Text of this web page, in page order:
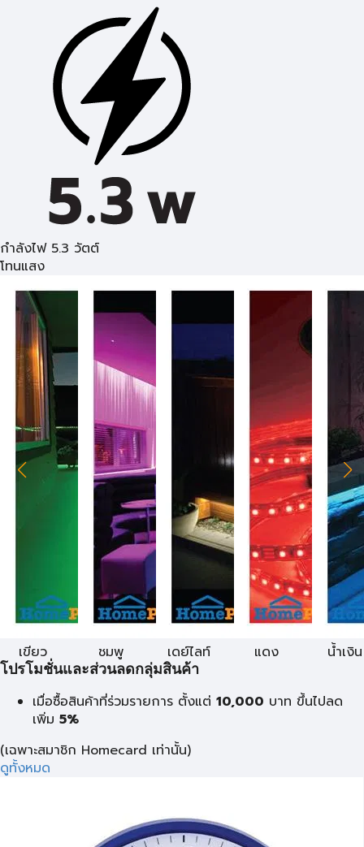
กำลังไฟ 5.3 วัตต์
โทนแสง
เขียว ชมพู เดย์ไลท์ แดง น้ำเงิน
โปรโมชั่นและส่วนลดกลุ่มสินค้า
เมื่อซื้อสินค้าที่ร่วมรายการ ตั้งแต่ 10,000 บาท ขึ้นไปลด
เพิ่ม 5%
(เฉพาะสมาชิก Homecard เท่านั้น)
ดูทั้งหมด